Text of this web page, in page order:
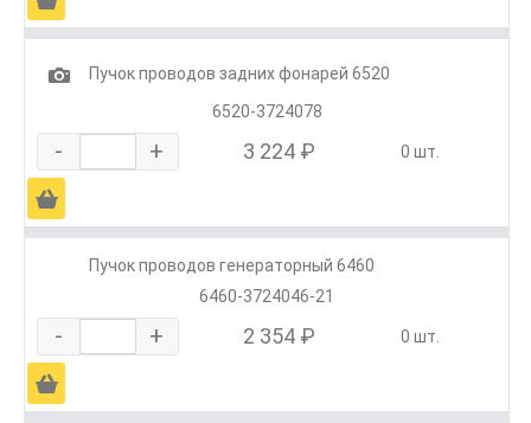
1
Пучок проводов задних фонарей 6520
6520-3724078
- + 3 224 ₽ 0 шт.
Ä
Пучок проводов генераторный 6460
6460-3724046-21
- + 2 354 ₽ 0 шт.
Ä